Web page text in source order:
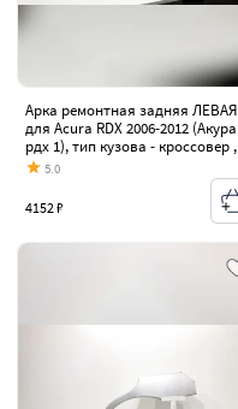
Арка ремонтная задняя ЛЕВАЯ
для Acura RDX 2006-2012 (Акура
рдх 1), тип кузова - кроссовер ,
холоднокатаная сталь 0,8 мм
5.0
4152 ₽